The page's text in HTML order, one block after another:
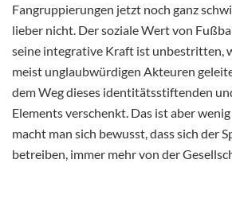
Fangruppierungen jetzt noch ganz
lieber nicht. Der soziale Wert von
seine integrative Kraft ist unbestritten,
meist unglaubwürdigen Akteuren
dem Weg dieses identitätsstiftenden
Elements verschenkt. Das ist aber
macht man sich bewusst, dass sich der
betreiben, immer mehr von der